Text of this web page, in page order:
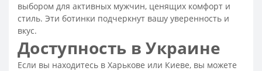
Классические черные туфли
Классические мужские ботинки
Туфли мужские классические
Мужские классические кожаные туфли
выбором для активных мужчин, ценящих комфорт и
стиль. Эти ботинки подчеркнут вашу уверенность и
вкус.
Доступность в Украине
Если вы находитесь в Харькове или Киеве, вы можете